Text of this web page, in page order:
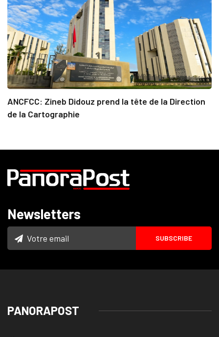
ANCFCC: Zineb Didouz prend la tête de la Direction
de la Cartographie
Newsletters
PANORAPOST